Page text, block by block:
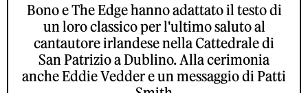
Bono e The Edge hanno adattato il testo di
un loro classico per l'ultimo saluto al
cantautore irlandese nella Cattedrale di
San Patrizio a Dublino. Alla cerimonia
anche Eddie Vedder e un messaggio di Patti